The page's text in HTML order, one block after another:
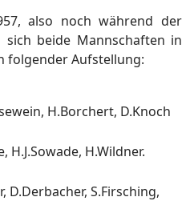
also noch während der
sich beide Mannschaften in
folgender Aufstellung:
H.Borchert, D.Knoch
H.J.Sowade, H.Wildner.
D.Derbacher, S.Firsching,